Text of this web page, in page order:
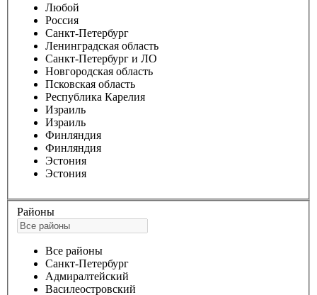
Любой
Россия
Санкт-Петербург
Ленинградская область
Санкт-Петербург и ЛО
Новгородская область
Псковская область
Республика Карелия
Израиль
Израиль
Финляндия
Финляндия
Эстония
Эстония
Районы
Все районы
Санкт-Петербург
Адмиралтейский
Василеостровский